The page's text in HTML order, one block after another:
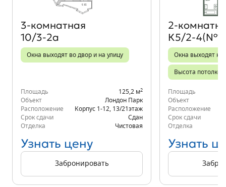
3‑комнатная
10/3-2а
Окна выходят во двор и на улицу
Площадь 125,2 м2
Объект
Лондон Парк
Расположение
Корпус 1-12 13/21 этаж
Срок сдачи
Сдан
Отделка
Чистовая
Узнать цену
Забронировать
К5/2-
Окна выходят на
Высота
Площадь
Объект
Расположение
Срок сдачи
Отделка
Узнать